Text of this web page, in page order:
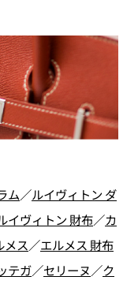
ム／ルイヴィトン ダ
イヴィトン 財布／カ
メス／エルメス 財布
テガ／セリーヌ／ク